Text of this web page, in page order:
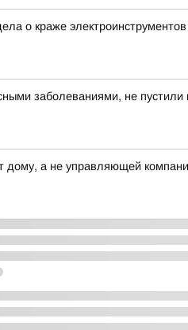
о краже
заболеваниями, не пустили
а не управляющей